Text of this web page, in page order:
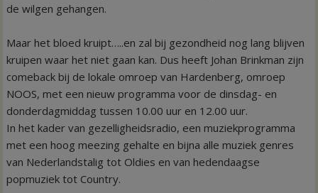
de wilgen gehangen.
Maar het bloed kruipt…..en zal bij gezondheid nog lang blijven
kruipen waar het niet gaan kan. Dus heeft Johan Brinkman zijn
comeback bij de lokale omroep van Hardenberg, omroep
NOOS, met een nieuw programma voor de dinsdag- en
donderdagmiddag tussen 10.00 uur en 12.00 uur.
In het kader van gezelligheidsradio, een muziekprogramma
met een hoog meezing gehalte en bijna alle muziek genres
van Nederlandstalig tot Oldies en van hedendaagse
popmuziek tot Country.